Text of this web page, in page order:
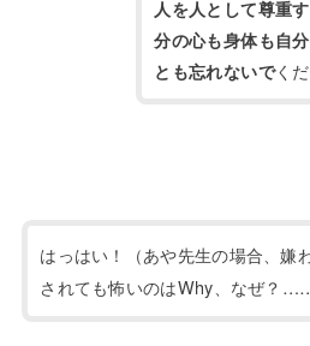
人を人として尊重
分の心も身体も自
とも忘れないでくだ
はっはい！（あや先生の場合、嫌
されても怖いのはWhy、なぜ？……